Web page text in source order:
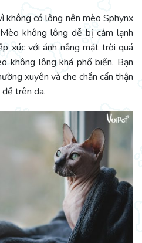
không có lông nên mèo Sphynx
không lông dễ bị cảm lạnh
xúc với ánh nắng mặt trời quá
không lông khá phổ biến. Bạn
xuyên và che chắn cẩn thận
trên da.